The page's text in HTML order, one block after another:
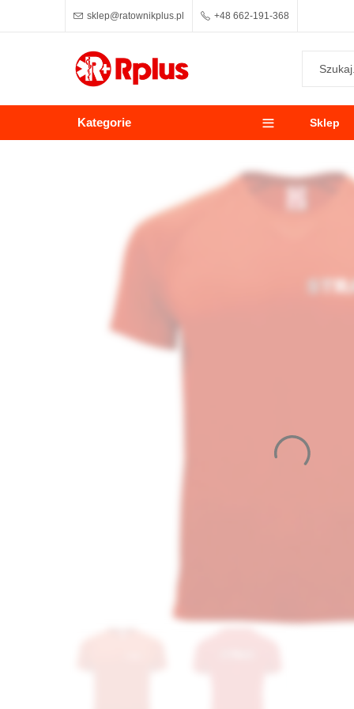
sklep@ratownikplus.pl +48 662-191-368
Kategorie Sklep